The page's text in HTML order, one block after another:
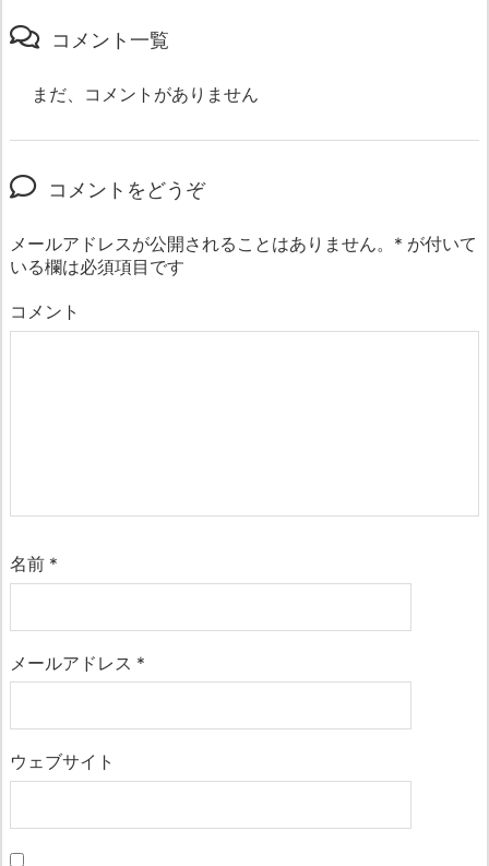
コメント一覧
まだ、コメントがありません
コメントをどうぞ
メールアドレスが公開されることはありません。 * が付いて
いる欄は必須項目です
コメント
名前 *
メールアドレス *
ウェブサイト